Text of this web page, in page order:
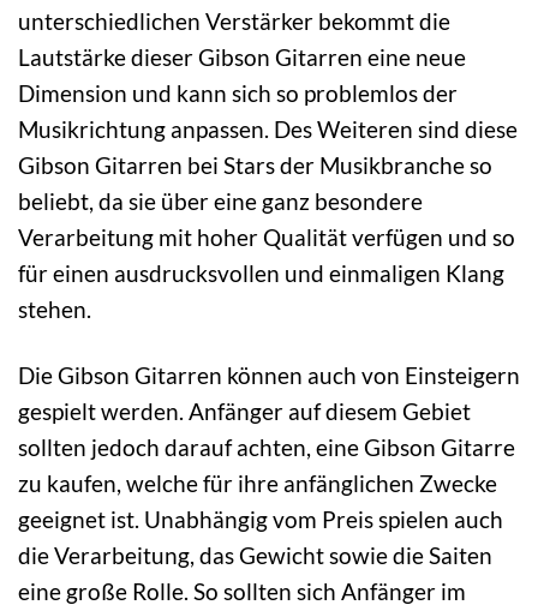
unterschiedlichen Verstärker bekommt die
Lautstärke dieser Gibson Gitarren eine neue
Dimension und kann sich so problemlos der
Musikrichtung anpassen. Des Weiteren sind diese
Gibson Gitarren bei Stars der Musikbranche so
beliebt, da sie über eine ganz besondere
Verarbeitung mit hoher Qualität verfügen und so
für einen ausdrucksvollen und einmaligen Klang
stehen.
Die Gibson Gitarren können auch von Einsteigern
gespielt werden. Anfänger auf diesem Gebiet
sollten jedoch darauf achten, eine Gibson Gitarre
zu kaufen, welche für ihre anfänglichen Zwecke
geeignet ist. Unabhängig vom Preis spielen auch
die Verarbeitung, das Gewicht sowie die Saiten
eine große Rolle. So sollten sich Anfänger im